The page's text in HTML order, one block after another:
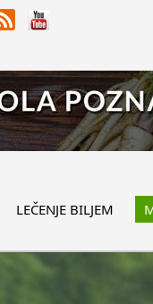
LEČENJE BILJEM